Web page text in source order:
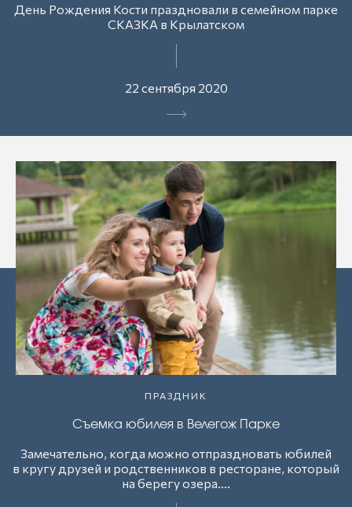
День Рождения Кости праздновали в семейном парке
СКАЗКА в Крылатском
22 сентября 2020
ПРАЗДНИК
Съемка юбилея в Велегож Парке
Замечательно, когда можно отпраздновать юбилей
в кругу друзей и родственников в ресторане, который
на берегу озера....